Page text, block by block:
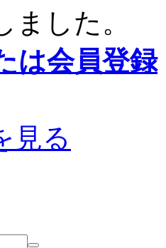
ました。
は会員登録
見る